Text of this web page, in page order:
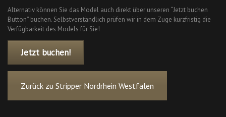
Alternativ können Sie das Model auch direkt über unseren “Jetzt buchen
Button” buchen. Selbstverständlich prüfen wir in dem Zuge kurzfristig die
Verfügbarkeit des Models für Sie!
Jetzt buchen!
Zurück zu Stripper Nordrhein Westfalen